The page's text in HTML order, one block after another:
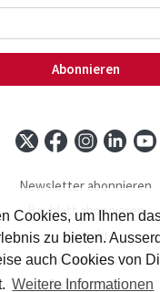
Cookies, um Ihnen
zu bieten.
auch Cookies von
Weitere Informationen
Abonnieren
Newsletter abonnieren
Baublatt abonnieren
Kontakt
Impressum
Datenschutz